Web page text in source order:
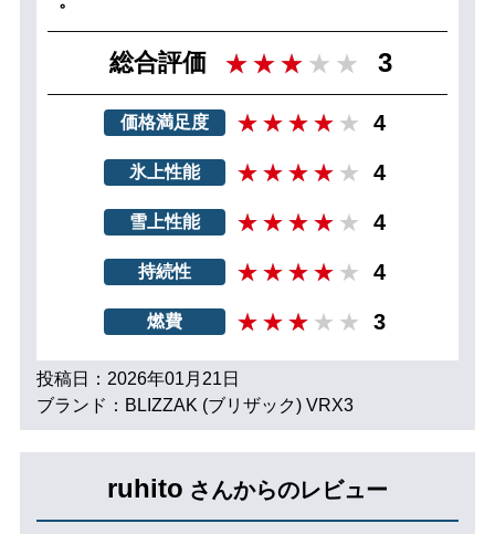
総合評価 3
価格満足度 4
氷上性能 4
雪上性能 4
持続性 4
燃費 3
投稿日：2026年01月21日
ブランド：BLIZZAK (ブリザック) VRX3
ruhito さんからのレビュー